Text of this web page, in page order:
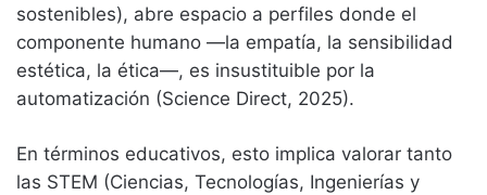
sostenibles), abre espacio a perfiles donde el
componente humano —la empatía, la sensibilidad
estética, la ética—, es insustituible por la
automatización (Science Direct, 2025).
En términos educativos, esto implica valorar tanto
las STEM (Ciencias, Tecnologías, Ingenierías y